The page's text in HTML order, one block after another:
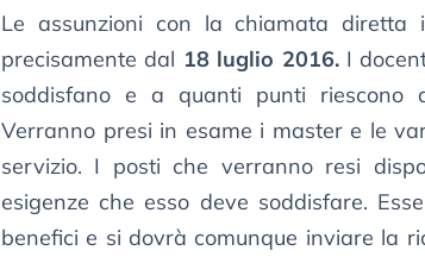
Le assunzioni con la chiamata diretta
precisamente dal 18 luglio 2016.I
soddisfano e a quanti punti riescono
Verranno presi in esame i master e le
servizio. I posti che verranno resi
esigenze che esso deve soddisfare.
benefici e si dovrà comunque inviare la